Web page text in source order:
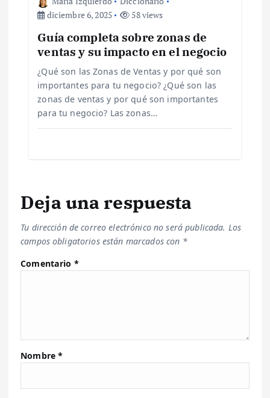
diciembre 6, 2025
58 views
Guía completa sobre zonas de
ventas y su impacto en el negocio
¿Qué son las Zonas de Ventas y por qué son
importantes para tu negocio? ¿Qué son las
zonas de ventas y por qué son importantes
para tu negocio? Las zonas…
Deja una respuesta
Tu dirección de correo electrónico no será publicada. Los
campos obligatorios están marcados con *
Comentario *
Nombre*